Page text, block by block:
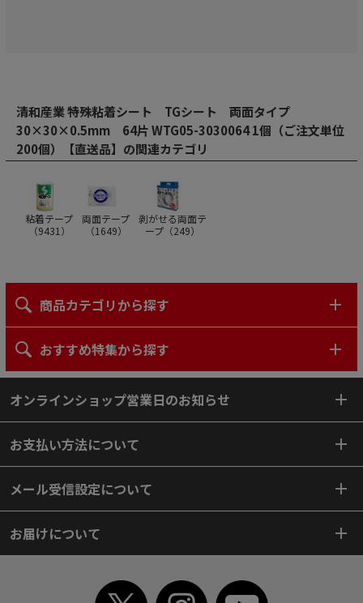
清和産業 特殊粘着シート TGシート 両面タイプ
30×30×0.5mm 64片 WTG05-3030064 1個（ご注文単位
200個）【直送品】の関連カテゴリ
粘着テープ
（9431 ）
両面テープ
（1649）
剥がせる両面テ
ープ（249）
商品カテゴリから探す
おすすめ特集から探す
オンラインショップ営業日のお知らせ
お支払い方法について
メール受信設定について
お届けについて